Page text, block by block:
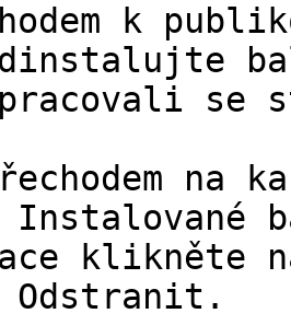
k
se
na
Instalované
klikněte
Odstranit.